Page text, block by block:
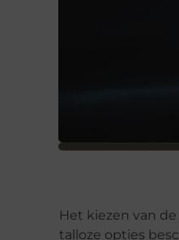
Het kiezen van
talloze opties